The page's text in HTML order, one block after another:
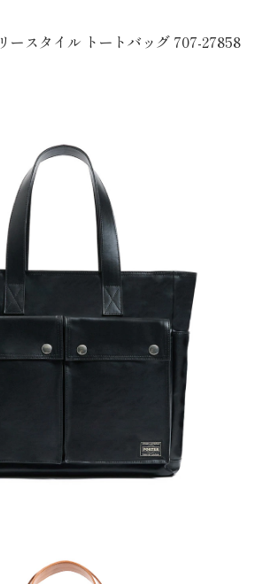
ースタイル トートバッグ 707-27858